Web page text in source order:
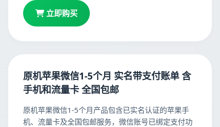
立即购买
原机苹果微信1-5个月 实名带支付账单 含
手机和流量卡 全国包邮
原机苹果微信1-5个月产品包含已实名认证的苹果手
机、流量卡及全国包邮服务，微信账号已绑定支付功